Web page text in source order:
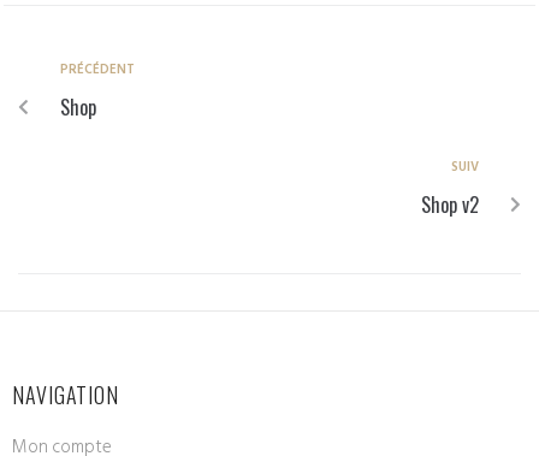
PRÉCÉDENT
Shop
SUIV
Shop v2
NAVIGATION
Mon compte